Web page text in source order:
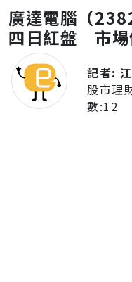
廣達電腦（
四日紅盤 市場
記者:
股市理
數:12